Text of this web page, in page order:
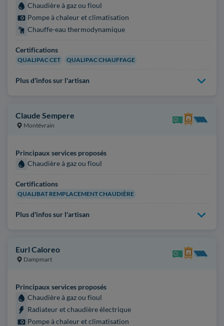
Chaudière à gaz ou fioul
Pompe à chaleur et climatisation
Chauffe-eau thermodynamique
Certifications
QUALIPAC CET QUALIPAC CHAUFFAGE
Plus d'infos sur l'artisan
Claude Sempere
Montévrain
Principaux services proposés
Chaudière à gaz ou fioul
Certifications
QUALIBAT REMPLACEMENT CHAUDIÈRE
Plus d'infos sur l'artisan
Eurl Caloreo
Dampmart
Principaux services proposés
Chaudière à gaz ou fioul
Radiateur et chaudière électrique
Pompe à chaleur et climatisation